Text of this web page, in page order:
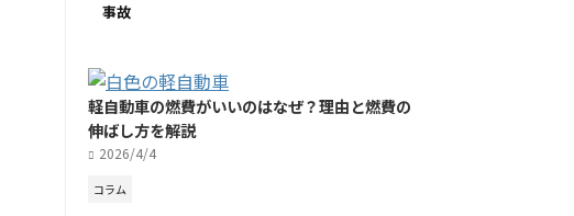
事故
軽自動車の燃費がいいのはなぜ？理由と燃費の
伸ばし方を解説
2026/4/4
コラム